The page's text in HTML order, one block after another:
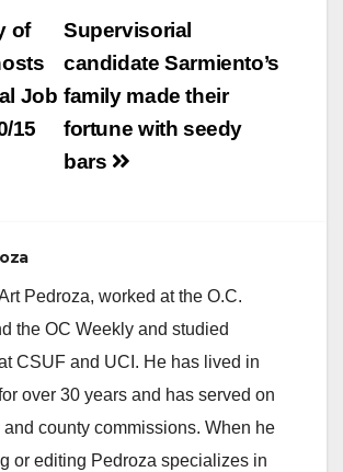
Supervisorial
candidate Sarmiento’s
family made their
fortune with seedy
bars
of
Job
15
Pedroza, worked at the O.C.
the OC Weekly and studied
CSUF and UCI. He has lived in
over 30 years and has served on
county commissions. When he
or editing Pedroza specializes in